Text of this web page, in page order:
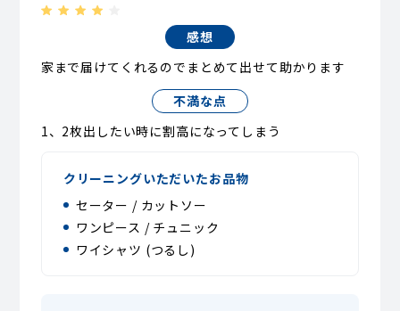
感想
家まで届けてくれるのでまとめて出せて助かります
不満な点
1、2枚出したい時に割高になってしまう
クリーニングいただいたお品物
セーター / カットソー
ワンピース / チュニック
ワイシャツ (つるし)